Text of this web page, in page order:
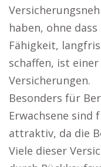
haben, ohne
Fähigkeit,
schaffen, ist
Versicherungen.
Besonders für
Erwachsene sind
attraktiv, da die
Viele dieser